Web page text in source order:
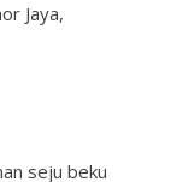
Jaya,
seju beku